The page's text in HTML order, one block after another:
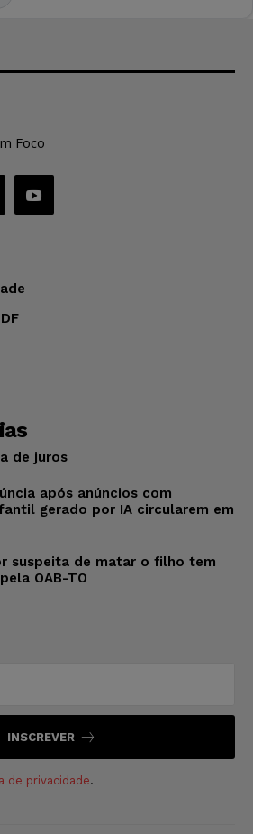
Foco
de juros
após anúncios com
gerado por IA circularem em
suspeita de matar o filho tem
OAB-TO
INSCREVER
de privacidade.